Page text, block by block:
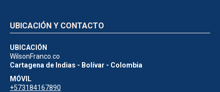
UBICACIÓN Y CONTACTO
UBICACIÓN
WilsonFranco.co
Cartagena de Indias - Bolívar - Colombia
MÓVIL
+573184167890